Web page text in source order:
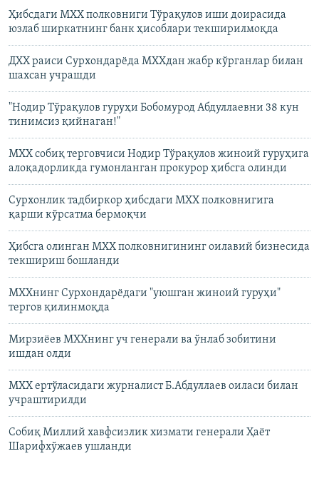
Ҳибсдаги МХХ полковниги Тўрақулов иши доирасида
юзлаб ширкатнинг банк ҳисоблари текширилмоқда
ДХХ раиси Сурхондарёда МХХдан жабр кўрганлар билан
шахсан учрашди
"Нодир Тўрақулов гуруҳи Бобомурод Абдуллаевни 38 кун
тинимсиз қийнаган!"
МХХ собиқ терговчиси Нодир Тўрақулов жиноий гуруҳига
алоқадорликда гумонланган прокурор ҳибсга олинди
Сурхонлик тадбиркор ҳибсдаги МХХ полковнигига
қарши кўрсатма бермоқчи
Ҳибсга олинган МХХ полковнигининг оилавий бизнесида
текшириш бошланди
МХХнинг Сурхондарëдаги "уюшган жиноий гуруҳи"
тергов қилинмоқда
Мирзиëев МХХнинг уч генерали ва ўнлаб зобитини
ишдан олди
МХХ ертўласидаги журналист Б.Абдуллаев оиласи билан
учраштирилди
Собиқ Миллий хавфсизлик хизмати генерали Ҳаёт
Шарифхўжаев ушланди